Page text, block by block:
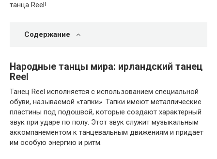
танца Reel!
Содержание
Народные танцы мира: ирландский танец
Reel
Танец Reel исполняется с использованием специальной
обуви, называемой «тапки». Тапки имеют металлические
пластины под подошвой, которые создают характерный
звук при ударе по полу. Этот звук служит музыкальным
аккомпанементом к танцевальным движениям и придает
им особую энергию и ритм.